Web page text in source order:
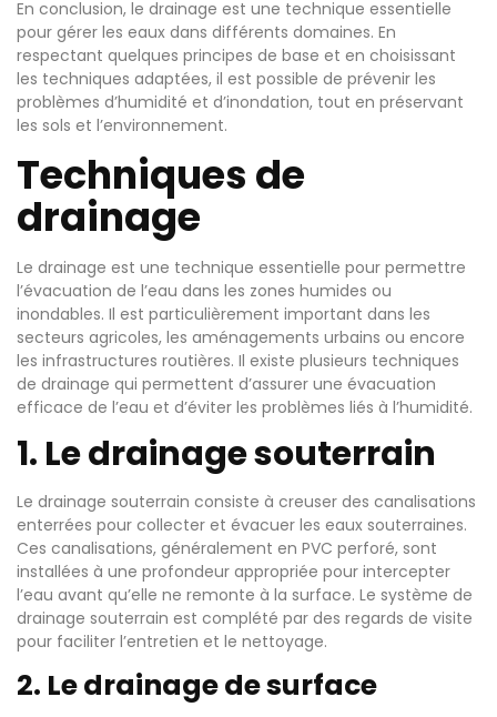
En conclusion, le drainage est une technique essentielle
pour gérer les eaux dans différents domaines. En
respectant quelques principes de base et en choisissant
les techniques adaptées, il est possible de prévenir les
problèmes d’humidité et d’inondation, tout en préservant
les sols et l’environnement.
Techniques de
drainage
Le drainage est une technique essentielle pour permettre
l’évacuation de l’eau dans les zones humides ou
inondables. Il est particulièrement important dans les
secteurs agricoles, les aménagements urbains ou encore
les infrastructures routières. Il existe plusieurs techniques
de drainage qui permettent d’assurer une évacuation
efficace de l’eau et d’éviter les problèmes liés à l’humidité.
1. Le drainage souterrain
Le drainage souterrain consiste à creuser des canalisations
enterrées pour collecter et évacuer les eaux souterraines.
Ces canalisations, généralement en PVC perforé, sont
installées à une profondeur appropriée pour intercepter
l’eau avant qu’elle ne remonte à la surface. Le système de
drainage souterrain est complété par des regards de visite
pour faciliter l’entretien et le nettoyage.
2. Le drainage de surface